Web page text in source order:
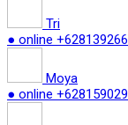
Tri
● online
Moya
● online